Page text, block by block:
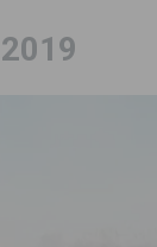
ni bonificaciones’
en los municipios
comunidad en San